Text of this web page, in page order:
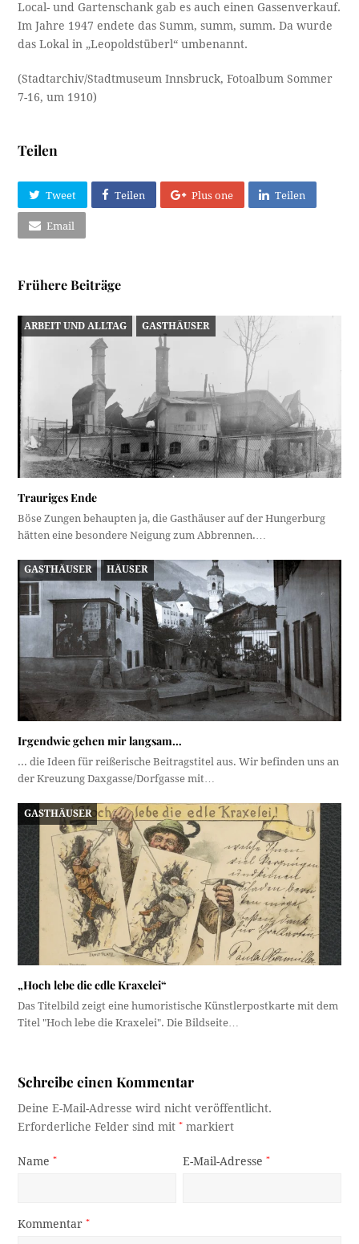
Local- und Gartenschank gab es auch einen Gassenverkauf.
Im Jahre 1947 endete das Summ, summ, summ. Da wurde
das Lokal in „Leopoldstüberl“ umbenannt.
(Stadtarchiv/Stadtmuseum Innsbruck, Fotoalbum Sommer
7-16, um 1910)
Teilen
Tweet Teilen Plus one Teilen
Email
Frühere Beiträge
ARBEIT UND ALLTAG GASTHÄUSER
Trauriges Ende
Böse Zungen behaupten ja, die Gasthäuser auf der Hungerburg
hätten eine besondere Neigung zum Abbrennen.…
GASTHÄUSER HÄUSER
Irgendwie gehen mir langsam…
... die Ideen für reißerische Beitragstitel aus. Wir befinden uns an
der Kreuzung Daxgasse/Dorfgasse mit…
GASTHÄUSER
„Hoch lebe die edle Kraxelei“
Das Titelbild zeigt eine humoristische Künstlerpostkarte mit dem
Titel "Hoch lebe die Kraxelei". Die Bildseite…
Schreibe einen Kommentar
Deine E-Mail-Adresse wird nicht veröffentlicht.
Erforderliche Felder sind mit* markiert
Name* E-Mail-Adresse*
Kommentar*